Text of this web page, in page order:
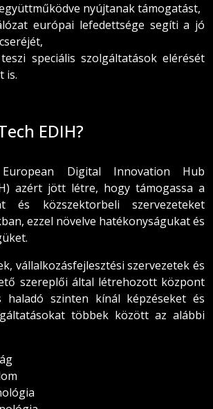
nyújtanak támogatást,
európai lefedettsége segíti a jó
speciális szolgáltatások elérését
is.
EDIH?
Digital Innovation Hub
azért jött létre, hogy támogassa a
és közszektorbeli szervezeteket
ezzel növelve hatékonyságukat és
vállalkozásfejlesztési szervezetek és
szereplői által létrehozott központ
haladó szinten kínál képzéseket és
többek között az alábbi